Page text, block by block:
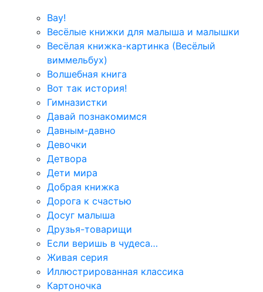
Вау!
Весёлые книжки для малыша и малышки
Весёлая книжка-картинка (Весёлый
виммельбух)
Волшебная книга
Вот так история!
Гимназистки
Давай познакомимся
Давным-давно
Девочки
Детвора
Дети мира
Добрая книжка
Дорога к счастью
Досуг малыша
Друзья-товарищи
Если веришь в чудеса…
Живая серия
Иллюстрированная классика
Картоночка